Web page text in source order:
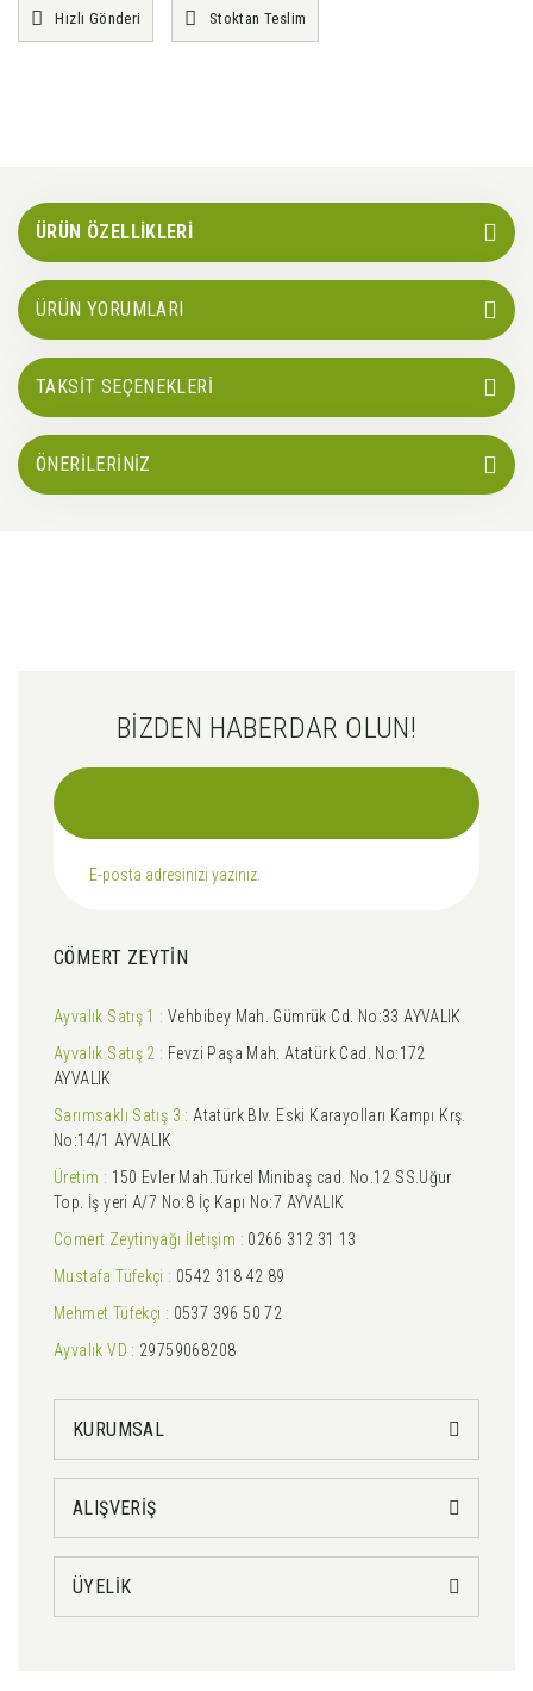
Hızlı Gönderi Stoktan Teslim
ÜRÜN ÖZELLİKLERİ
ÜRÜN YORUMLARI
TAKSİT SEÇENEKLERİ
ÖNERİLERİNİZ
BİZDEN HABERDAR OLUN!
CÖMERT ZEYTİN
Ayvalık Satış 1 : Vehbibey Mah. Gümrük Cd. No:33 AYVALIK
Ayvalık Satış 2 : Fevzi Paşa Mah. Atatürk Cad. No:172
AYVALIK
Sarımsaklı Satış 3 : Atatürk Blv. Eski Karayolları Kampı Krş.
No:14/1 AYVALIK
Üretim : 150 Evler Mah.Türkel Minibaş cad. No.12 SS.Uğur
Top. İş yeri A/7 No:8 İç Kapı No:7 AYVALIK
Cömert Zeytinyağı İletişim : 0266 312 31 13
Mustafa Tüfekçi : 0542 318 42 89
Mehmet Tüfekçi : 0537 396 50 72
Ayvalık VD : 29759068208
KURUMSAL
ALIŞVERİŞ
ÜYELİK